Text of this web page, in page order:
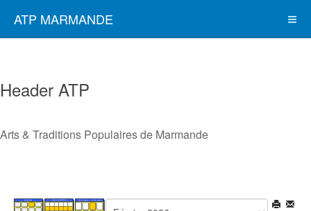
ATP MARMANDE
Header ATP
Arts & Traditions Populaires de Marmande